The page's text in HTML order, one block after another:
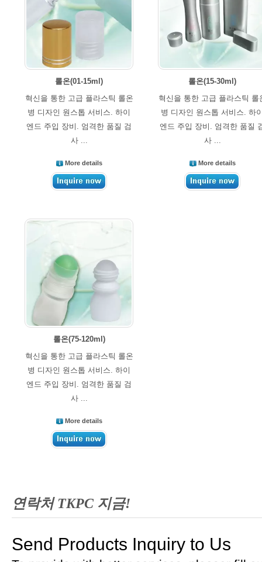
롤온(01-15ml)
혁신을 통한 고급 플라스틱 롤온
병 디자인 원스톱 서비스. 하이
엔드 주입 장비. 엄격한 품질 검
사 ...
More details
롤온(15-30ml)
혁신을 통한 고급 플라스틱 롤
병 디자인 원스톱 서비스. 하
엔드 주입 장비. 엄격한 품질
사 ...
More details
롤온(75-120ml)
혁신을 통한 고급 플라스틱 롤온
병 디자인 원스톱 서비스. 하이
엔드 주입 장비. 엄격한 품질 검
사 ...
More details
연락처 TKPC 지금!